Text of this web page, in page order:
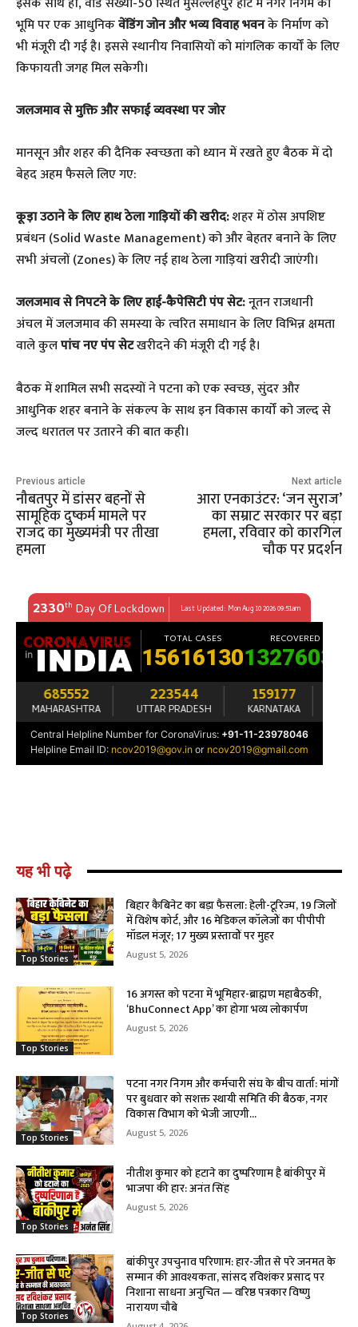
भूमि पर एक आधुनिकवेंडिंग जोन और भव्य विवाह भवनके निर्माण को
भी मंजूरी दी गई है। इससे स्थानीय निवासियों को मांगलिक कार्यों के लिए
किफायती जगह मिल सकेगी।
​जलजमाव से मुक्ति और सफाई व्यवस्था पर जोर
​मानसून और शहर की दैनिक स्वच्छता को ध्यान में रखते हुए बैठक में दो
बेहद अहम फैसले लिए गए:
कूड़ा उठाने के लिए हाथ ठेला गाड़ियों की खरीद:शहर में ठोस अपशिष्ट
प्रबंधन (Solid Waste Management) को और बेहतर बनाने के लिए
सभी अंचलों (Zones) के लिए नई हाथ ठेला गाड़ियां खरीदी जाएंगी।
जलजमाव से निपटने के लिए हाई-कैपेसिटी पंप सेट:नूतन राजधानी
अंचल में जलजमाव की समस्या के त्वरित समाधान के लिए विभिन्न क्षमता
वाले कुलपांच नए पंप सेटखरीदने की मंजूरी दी गई है।
​बैठक में शामिल सभी सदस्यों ने पटना को एक स्वच्छ, सुंदर और
आधुनिक शहर बनाने के संकल्प के साथ इन विकास कार्यों को जल्द से
जल्द धरातल पर उतारने की बात कही।
Previous article
नौबतपुर में डांसर बहनों से
सामूहिक दुष्कर्म मामले पर
राजद का मुख्यमंत्री पर तीखा
हमला
Next article
आरा एनकाउंटर: ‘जन सुराज’
का सम्राट सरकार पर बड़ा
हमला, रविवार को कारगिल
चौक पर प्रदर्शन
यह भी पढ़े
Top Stories
बिहार कैबिनेट का बड़ा फैसला: हेली-टूरिज्म, 19 जिलों
में विशेष कोर्ट, और 16 मेडिकल कॉलेजों का पीपीपी
मॉडल मंजूर; 17 मुख्य प्रस्तावों पर मुहर
August 5, 2026
Top Stories
16 अगस्त को पटना में भूमिहार-ब्राह्मण महाबैठकी,
‘BhuConnect App’ का होगा भव्य लोकार्पण
August 5, 2026
Top Stories
पटना नगर निगम और कर्मचारी संघ के बीच वार्ता: मांगों
पर बुधवार को सशक्त स्थायी समिति की बैठक, नगर
विकास विभाग को भेजी जाएगी...
August 5, 2026
Top Stories
नीतीश कुमार को हटाने का दुष्परिणाम है बांकीपुर में
भाजपा की हार: अनंत सिंह
August 5, 2026
Top Stories
बांकीपुर उपचुनाव परिणाम: हार-जीत से परे जनमत के
सम्मान की आवश्यकता, सांसद रविशंकर प्रसाद पर
निशाना साधना अनुचित — वरिष्ठ पत्रकार विष्णु
नारायण चौबे